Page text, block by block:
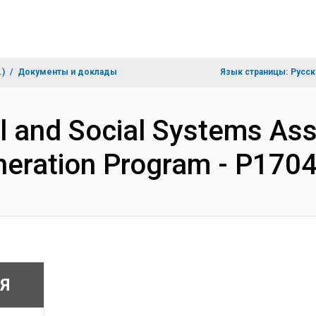
Документы и доклады Язык страницы:
and Social Systems
Program -